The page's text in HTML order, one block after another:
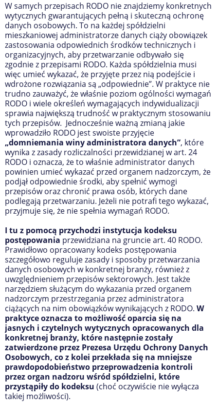
W samych przepisach RODO nie znajdziemy konkretnych
wytycznych gwarantujących pełną i skuteczną ochronę
danych osobowych. To na każdej spółdzielni
mieszkaniowej administratorze danych ciąży obowiązek
zastosowania odpowiednich środków technicznych i
organizacyjnych, aby przetwarzanie odbywało się
zgodnie z przepisami RODO. Każda spółdzielnia musi
więc umieć wykazać, że przyjęte przez nią podejście i
wdrożone rozwiązania są „odpowiednie”. W praktyce nie
trudno zauważyć, że właśnie poziom ogólności wymagań
RODO i wiele określeń wymagających indywidualizacji
sprawia największą trudność w praktycznym stosowaniu
tych przepisów. Jednocześnie ważną zmianą jakie
wprowadziło RODO jest swoiste przyjęcie
„domniemania winy administratora danych”, które
wynika z zasady rozliczalności przewidzianej w art. 24
RODO i oznacza, że to właśnie administrator danych
powinien umieć wykazać przed organem nadzorczym, że
podjął odpowiednie środki, aby spełnić wymogi
przepisów oraz chronić prawa osób, których dane
podlegają przetwarzaniu. Jeżeli nie potrafi tego wykazać,
przyjmuje się, że nie spełnia wymagań RODO.
I tu z pomocą przychodzi instytucja kodeksu
postępowania przewidziana na gruncie art. 40 RODO.
Prawidłowo opracowany kodeks postępowania
szczegółowo reguluje zasady i sposoby przetwarzania
danych osobowych w konkretnej branży, również z
uwzględnieniem przepisów sektorowych. Jest także
narzędziem służącym do wykazania przed organem
nadzorczym przestrzegania przez administratora
ciążących na nim obowiązków wynikających z RODO. W
praktyce oznacza to możliwość oparcia się na
jasnych i czytelnych wytycznych opracowanych dla
konkretnej branży, które następnie zostały
zatwierdzone przez Prezesa Urzędu Ochrony Danych
Osobowych, co z kolei przekłada się na mniejsze
prawdopodobieństwo przeprowadzenia kontroli
przez organ nadzoru wśród spółdzielni, które
przystąpiły do kodeksu (choć oczywiście nie wyłącza
takiej możliwości).